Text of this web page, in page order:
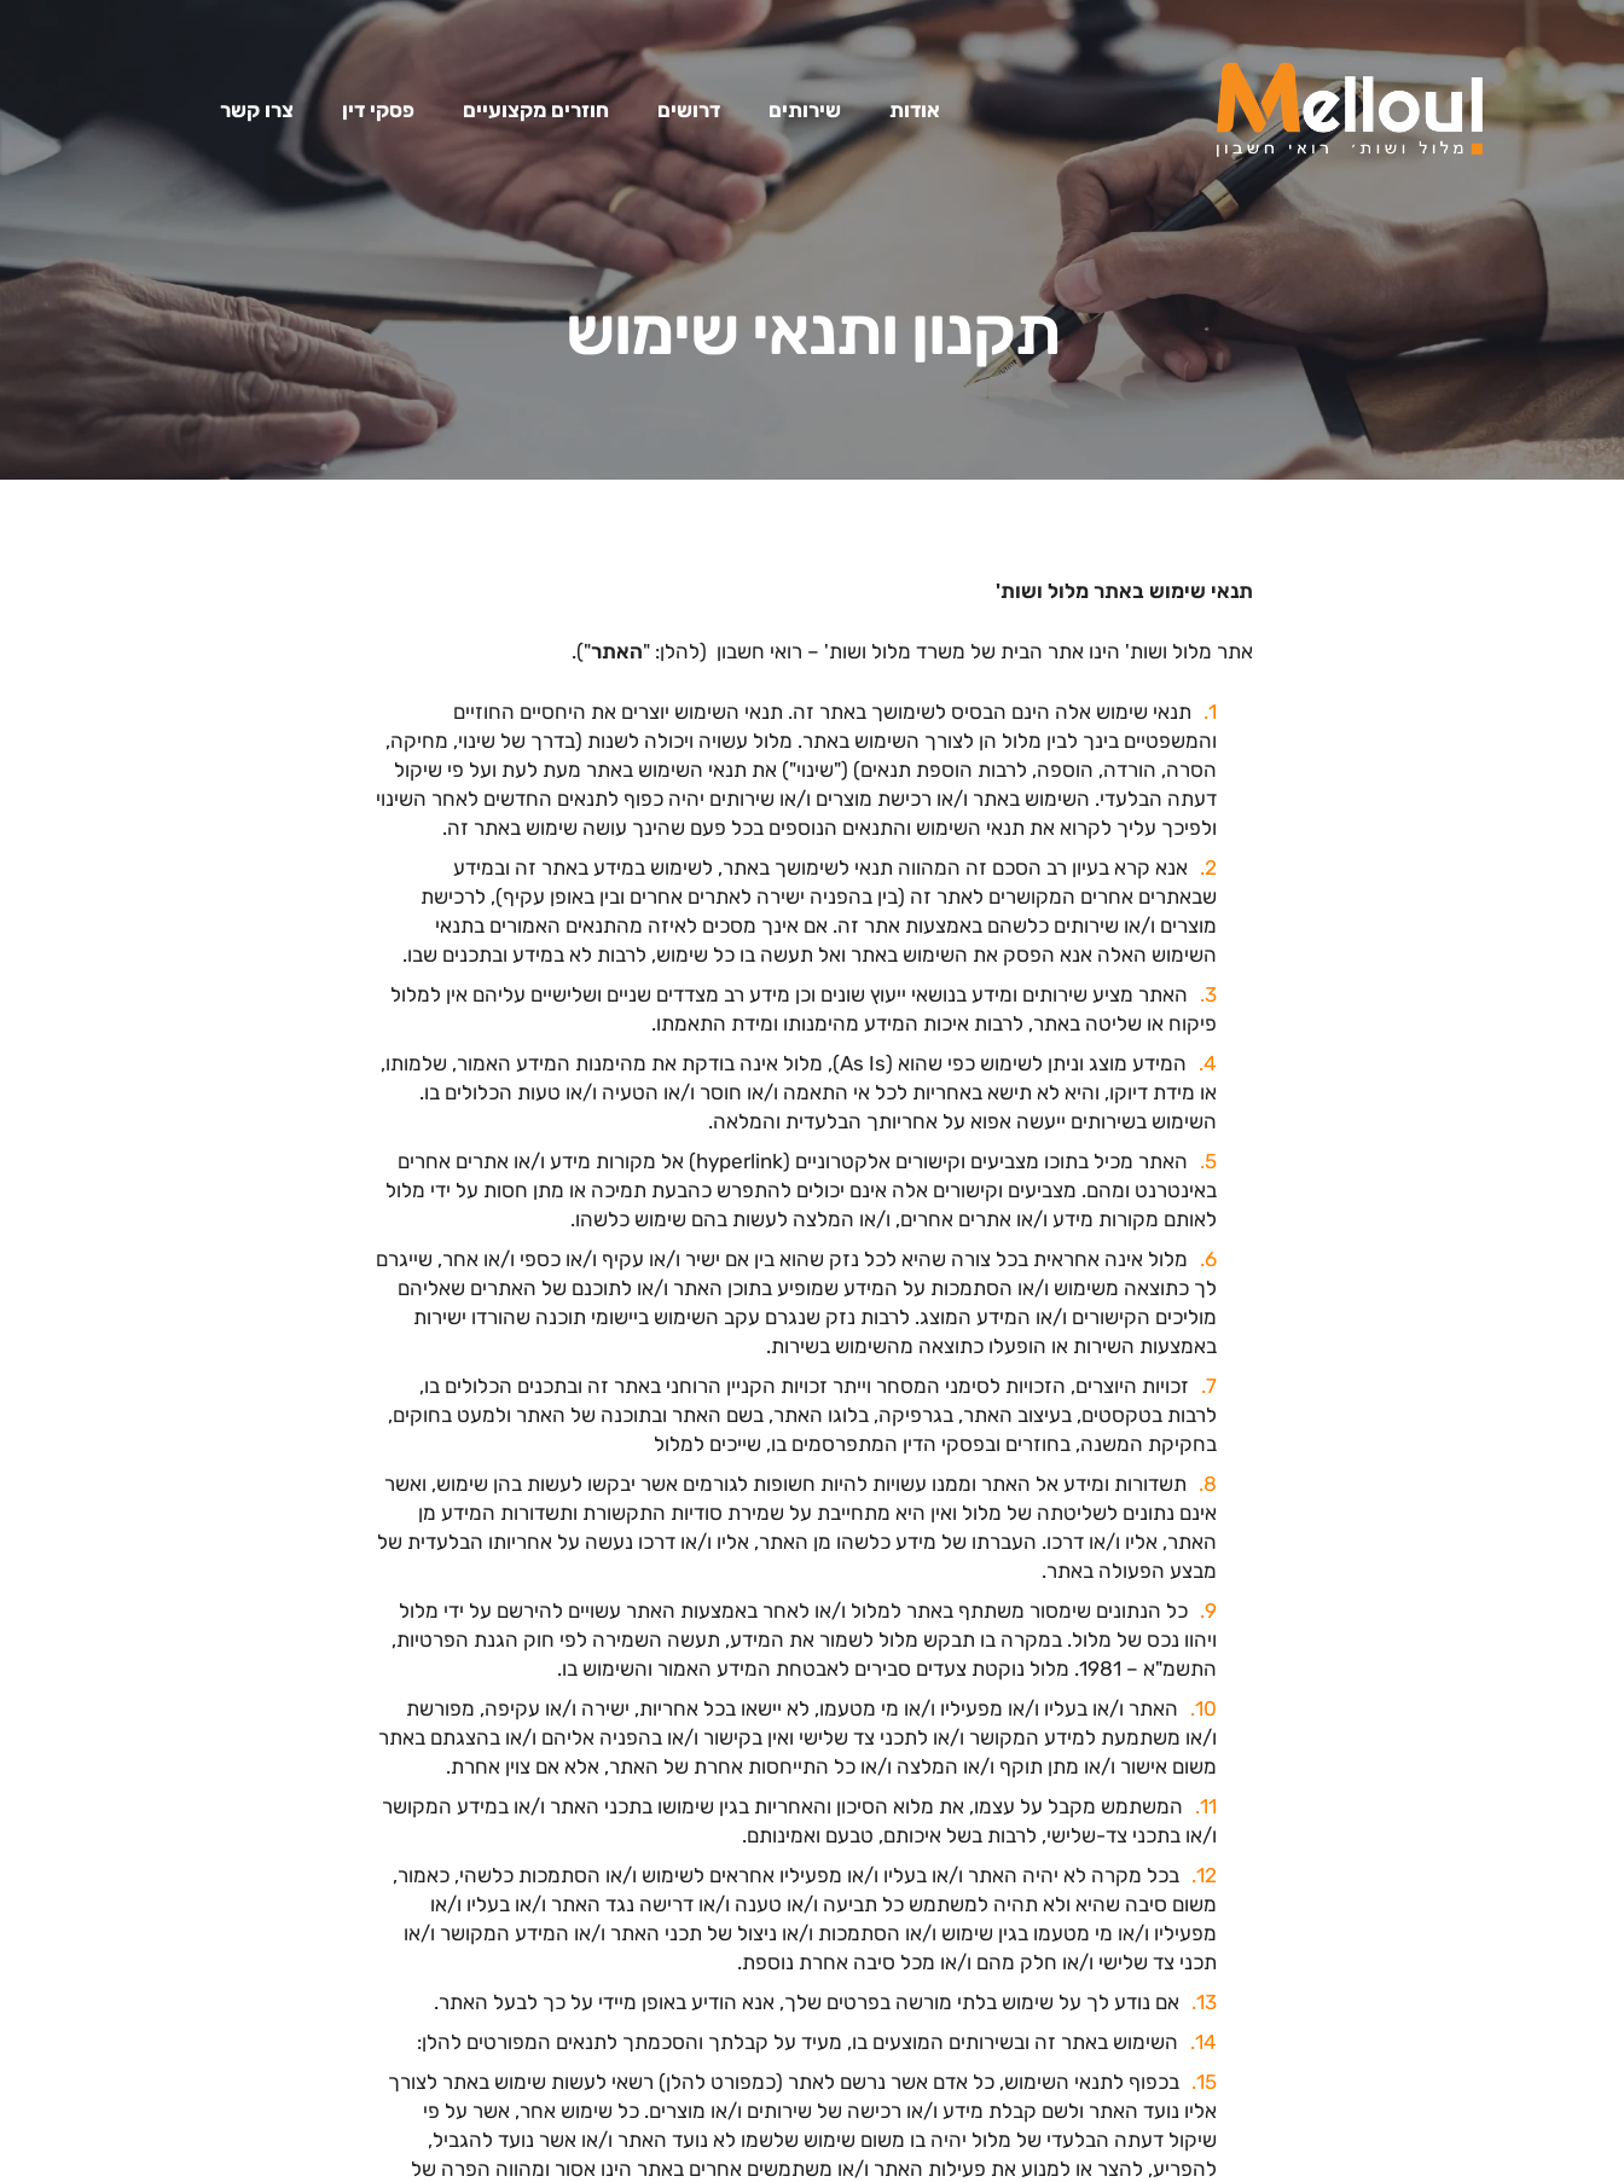
אודות שירותים דרושים חוזרים מקצועיים פסקי דין צרו קשר
תקנון ותנאי שימוש
תנאי שימוש באתר מלול ושות'
אתר מלול ושות' הינו אתר הבית של משרד מלול ושות' – רואי חשבון (להלן: "האתר").
תנאי שימוש אלה הינם הבסיס לשימושך באתר זה. תנאי השימוש יוצרים את היחסיים החוזיים
והמשפטיים בינך לבין מלול הן לצורך השימוש באתר. מלול עשויה ויכולה לשנות (בדרך של שינוי, מחיקה,
הסרה, הורדה, הוספה, לרבות הוספת תנאים) ("שינוי") את תנאי השימוש באתר מעת לעת ועל פי שיקול
דעתה הבלעדי. השימוש באתר ו/או רכישת מוצרים ו/או שירותים יהיה כפוף לתנאים החדשים לאחר השינוי
ולפיכך עליך לקרוא את תנאי השימוש והתנאים הנוספים בכל פעם שהינך עושה שימוש באתר זה.
אנא קרא בעיון רב הסכם זה המהווה תנאי לשימושך באתר, לשימוש במידע באתר זה ובמידע
שבאתרים אחרים המקושרים לאתר זה (בין בהפניה ישירה לאתרים אחרים ובין באופן עקיף), לרכישת
מוצרים ו/או שירותים כלשהם באמצעות אתר זה. אם אינך מסכים לאיזה מהתנאים האמורים בתנאי
השימוש האלה אנא הפסק את השימוש באתר ואל תעשה בו כל שימוש, לרבות לא במידע ובתכנים שבו.
האתר מציע שירותים ומידע בנושאי ייעוץ שונים וכן מידע רב מצדדים שניים ושלישיים עליהם אין למלול
פיקוח או שליטה באתר, לרבות איכות המידע מהימנותו ומידת התאמתו.
המידע מוצג וניתן לשימוש כפי שהוא (As Is), מלול אינה בודקת את מהימנות המידע האמור, שלמותו,
או מידת דיוקו, והיא לא תישא באחריות לכל אי התאמה ו/או חוסר ו/או הטעיה ו/או טעות הכלולים בו.
השימוש בשירותים ייעשה אפוא על אחריותך הבלעדית והמלאה.
האתר מכיל בתוכו מצביעים וקישורים אלקטרוניים (hyperlink) אל מקורות מידע ו/או אתרים אחרים
באינטרנט ומהם. מצביעים וקישורים אלה אינם יכולים להתפרש כהבעת תמיכה או מתן חסות על ידי מלול
לאותם מקורות מידע ו/או אתרים אחרים, ו/או המלצה לעשות בהם שימוש כלשהו.
מלול אינה אחראית בכל צורה שהיא לכל נזק שהוא בין אם ישיר ו/או עקיף ו/או כספי ו/או אחר, שייגרם
לך כתוצאה משימוש ו/או הסתמכות על המידע שמופיע בתוכן האתר ו/או לתוכנם של האתרים שאליהם
מוליכים הקישורים ו/או המידע המוצג. לרבות נזק שנגרם עקב השימוש ביישומי תוכנה שהורדו ישירות
באמצעות השירות או הופעלו כתוצאה מהשימוש בשירות.
זכויות היוצרים, הזכויות לסימני המסחר וייתר זכויות הקניין הרוחני באתר זה ובתכנים הכלולים בו,
לרבות בטקסטים, בעיצוב האתר, בגרפיקה, בלוגו האתר, בשם האתר ובתוכנה של האתר ולמעט בחוקים,
בחקיקת המשנה, בחוזרים ובפסקי הדין המתפרסמים בו, שייכים למלול
תשדורות ומידע אל האתר וממנו עשויות להיות חשופות לגורמים אשר יבקשו לעשות בהן שימוש, ואשר
אינם נתונים לשליטתה של מלול ואין היא מתחייבת על שמירת סודיות התקשורת ותשדורות המידע מן
האתר, אליו ו/או דרכו. העברתו של מידע כלשהו מן האתר, אליו ו/או דרכו נעשה על אחריותו הבלעדית של
מבצע הפעולה באתר.
כל הנתונים שימסור משתתף באתר למלול ו/או לאחר באמצעות האתר עשויים להירשם על ידי מלול
ויהוו נכס של מלול. במקרה בו תבקש מלול לשמור את המידע, תעשה השמירה לפי חוק הגנת הפרטיות,
התשמ"א – 1981. מלול נוקטת צעדים סבירים לאבטחת המידע האמור והשימוש בו.
האתר ו/או בעליו ו/או מפעיליו ו/או מי מטעמו, לא יישאו בכל אחריות, ישירה ו/או עקיפה, מפורשת
ו/או משתמעת למידע המקושר ו/או לתכני צד שלישי ואין בקישור ו/או בהפניה אליהם ו/או בהצגתם באתר
משום אישור ו/או מתן תוקף ו/או המלצה ו/או כל התייחסות אחרת של האתר, אלא אם צוין אחרת.
המשתמש מקבל על עצמו, את מלוא הסיכון והאחריות בגין שימושו בתכני האתר ו/או במידע המקושר
ו/או בתכני צד-שלישי, לרבות בשל איכותם, טבעם ואמינותם.
בכל מקרה לא יהיה האתר ו/או בעליו ו/או מפעיליו אחראים לשימוש ו/או הסתמכות כלשהי, כאמור,
משום סיבה שהיא ולא תהיה למשתמש כל תביעה ו/או טענה ו/או דרישה נגד האתר ו/או בעליו ו/או
מפעיליו ו/או מי מטעמו בגין שימוש ו/או הסתמכות ו/או ניצול של תכני האתר ו/או המידע המקושר ו/או
תכני צד שלישי ו/או חלק מהם ו/או מכל סיבה אחרת נוספת.
אם נודע לך על שימוש בלתי מורשה בפרטים שלך, אנא הודיע באופן מיידי על כך לבעל האתר.
השימוש באתר זה ובשירותים המוצעים בו, מעיד על קבלתך והסכמתך לתנאים המפורטים להלן:
בכפוף לתנאי השימוש, כל אדם אשר נרשם לאתר (כמפורט להלן) רשאי לעשות שימוש באתר לצורך
אליו נועד האתר ולשם קבלת מידע ו/או רכישה של שירותים ו/או מוצרים. כל שימוש אחר, אשר על פי
שיקול דעתה הבלעדי של מלול יהיה בו משום שימוש שלשמו לא נועד האתר ו/או אשר נועד להגביל,
להפריע, להצר או למנוע את פעילות האתר ו/או משתמשים אחרים באתר הינו אסור ומהווה הפרה של